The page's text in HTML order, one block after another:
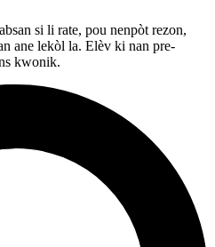
si li rate, pou nenpòt rezon,
ane lekòl la. Elèv ki nan pre-
kwonik.